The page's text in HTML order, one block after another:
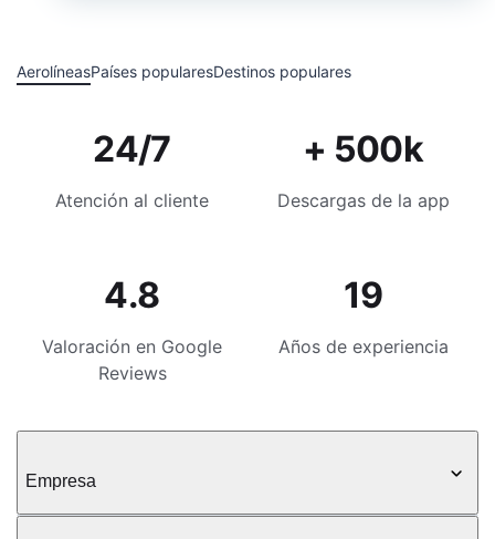
AerolíneasPaíses popularesDestinos populares
24/7
Atención al cliente
+ 500k
Descargas de la app
4.8
Valoración en Google
Reviews
19
Años de experiencia
Empresa